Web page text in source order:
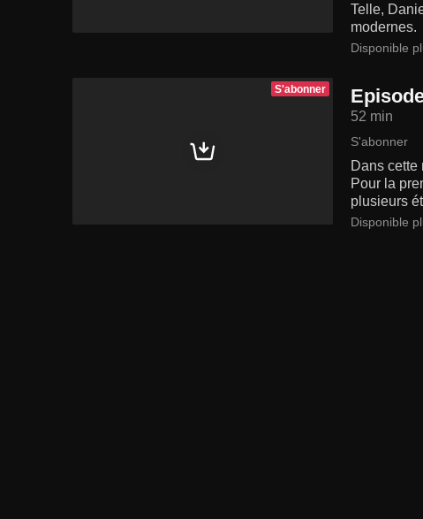
Telle,
modernes.
Disponible
S'abonner
52 min
S'abonner
Dans
Pour la
plusieurs
Disponible